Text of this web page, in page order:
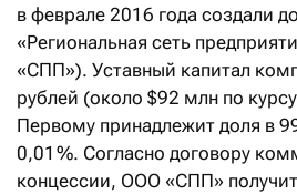
в феврале 2016 года создали
«Региональная сеть
«СПП»). Уставный капитал
рублей (около $92 млн по
Первому принадлежит доля в
0,01 %. Согласно договору
концессии, ООО «СПП»